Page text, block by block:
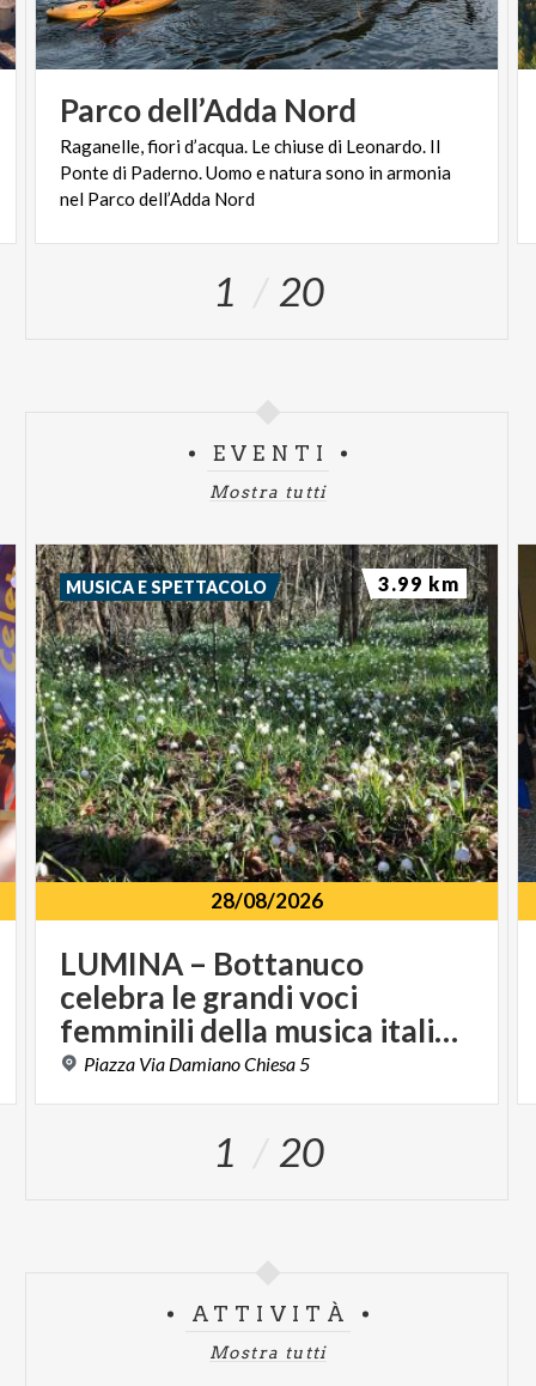
Parcodell’Adda Nord
Raganelle, fiori d’acqua. Le chiuse di Leonardo. Il
Ponte di Paderno. Uomo e natura sono in armonia
nel Parco dell’Adda Nord
1 20
EVENTI
Mostra tutti
28/08/2026
LUMINA – Bottanuco
celebra le grandi voci
femminili della musica italiana
Piazza Via DamianoChiesa5
MUSICA E SPETTACOLO 3.99 km
1 20
ATTIVITÀ
Mostra tutti